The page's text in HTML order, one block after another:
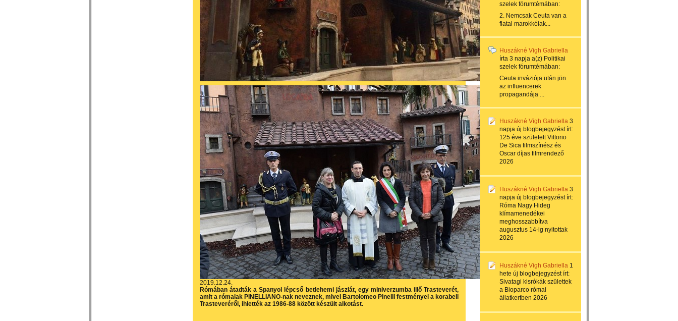
2019.12.24.
Rómában átadták a Spanyol lépcső betlehemi jászlát, egy miniverzumba illő Trasteverét,
amit a rómaiak PINELLIANO-nak neveznek, mivel Bartolomeo Pinelli festményei a korabeli
Trasteveréről, ihlették az 1986-88 között készült alkotást.
szelek fórumtémában:
2. Nemcsak Ceuta van a
fiatal marokkóiak...
Huszákné Vigh Gabriella
írta 3 napja a(z) Politikai
szelek fórumtémában:
Ceuta inváziója után jön
az influencerek
propagandája ...
Huszákné Vigh Gabriella 3
napja új blogbejegyzést írt:
125 éve született Vittorio
De Sica filmszínész és
Oscar díjas filmrendező
2026
Huszákné Vigh Gabriella 3
napja új blogbejegyzést írt:
Róma Nagy Hideg
klímamenedékei
meghosszabbítva
augusztus 14-ig nyitottak
2026
Huszákné Vigh Gabriella 1
hete új blogbejegyzést írt:
Sivatagi kisrókák születtek
a Bioparco római
állatkertben 2026